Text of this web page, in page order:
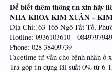
Để biết thêm thông tin xin hãy
NHA KHOA KIM XUÂN –
Địa Chỉ:163-165 Ngô Tất Tố,
Hotline: 0936103610 –
Phone: 028 38409739
Facetime tư vấn cho bệnh nhân ở
Trả góp tín dụng lãi suất 0% từ 6-